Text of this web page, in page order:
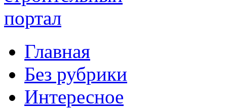
Главная
Без рубрики
Интересное